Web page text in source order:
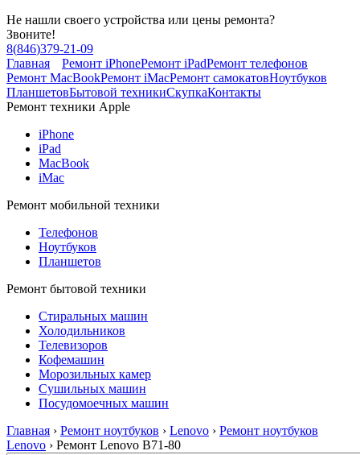
Не нашли своего устройства или цены ремонта?
Звоните!
8(846)379-21-09
Главная
Ремонт iPhoneРемонт iPadРемонт телефонов
Ремонт MacBookРемонт iMacРемонт самокатовНоутбуков
ПланшетовБытовой техникиСкупкаКонтакты
Ремонт техники Apple
iPhone
iPad
MacBook
iMac
Ремонт мобильной техники
Телефонов
Ноутбуков
Планшетов
Ремонт бытовой техники
Стиральных машин
Холодильников
Телевизоров
Кофемашин
Морозильных камер
Сушильных машин
Посудомоечных машин
Главная › Ремонт ноутбуков › Lenovo › Ремонт ноутбуков
Lenovo › Ремонт Lenovo B71-80